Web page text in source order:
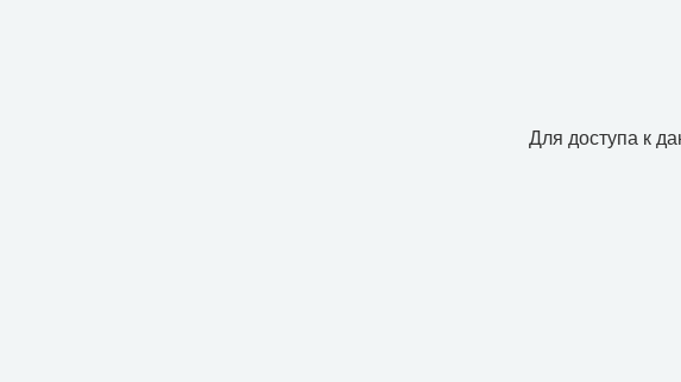
Для доступа к